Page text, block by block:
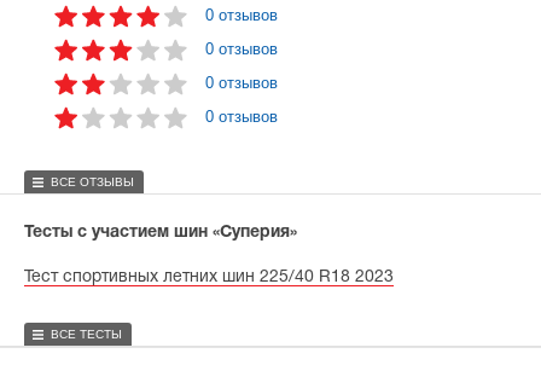
0 отзывов
0 отзывов
0 отзывов
0 отзывов
ВСЕ ОТЗЫВЫ
Тесты с участием шин «Суперия»
Тест спортивных летних шин 225/40 R18 2023
ВСЕ ТЕСТЫ